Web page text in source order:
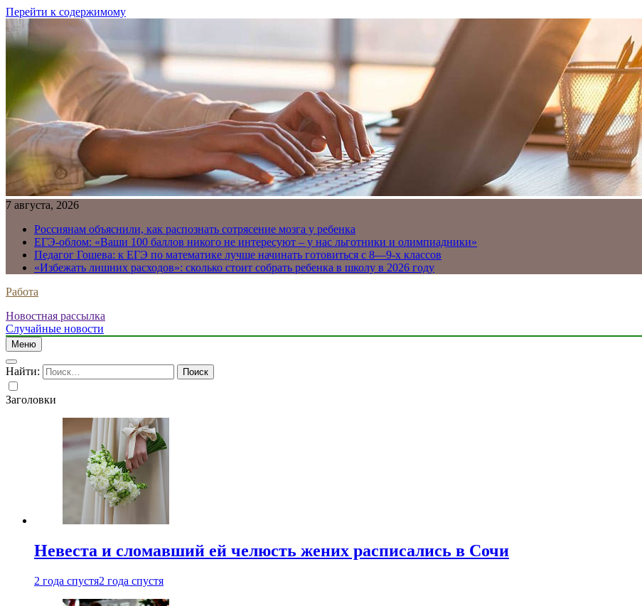
Перейти к содержимому
7 августа, 2026
Россиянам объяснили, как распознать сотрясение мозга у ребенка
ЕГЭ-облом: «Ваши 100 баллов никого не интересуют – у нас льготники и олимпиадники»
Педагог Гошева: к ЕГЭ по математике лучше начинать готовиться с 8—9-х классов
«Избежать лишних расходов»: сколько стоит собрать ребенка в школу в 2026 году
Работа
Новостная рассылка
Случайные новости
Меню
Найти:
Заголовки
Невеста и сломавший ей челюсть жених расписались в Сочи
2 года спустя2 года спустя